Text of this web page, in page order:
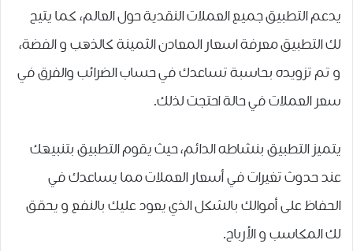
يدعم التطبيق جميع العملات النقدية حول العالم، كما يتيح
لك التطبيق معرفة اسعار المعادن الثمينة كالذهب و الفضة،
و تم تزويده بحاسبة ﺗﺴﺎﻋﺪك ﻓﻲ ﺣﺴﺎﺏ ﺍﻟﻀﺮﺍﺋﺐ ﻭﺍﻟﻔﺮﻕ ﻓﻲ
ﺳﻌﺮ ﺍﻟﻌﻤﻼﺕ ﻓﻲ ﺣﺎﻟﺔ ﺍﺣﺘﺠﺖ لذﻟﻚ.
يتميز التطبيق بنشاطه الدائم، حيث يقوم التطبيق بتنبيهك
عند حدوث تغيرات في أسعار العملات مما يساعدك في
الحفاظ على أموالك بالشكل الذي يعود عليك بالنفع و يحقق
لك المكاسب و الأرباح.